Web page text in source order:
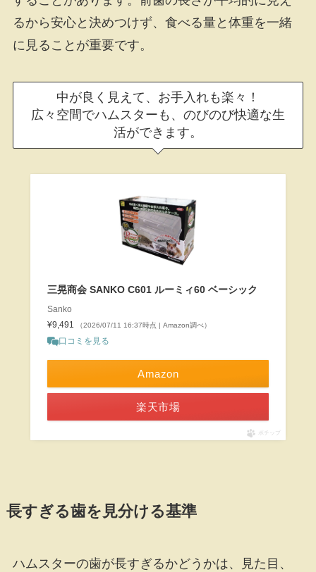
るから安心と決めつけず、食べる量と体重を一緒
に見ることが重要です。
中が良く見えて、お手入れも楽々！
広々空間でハムスターも、のびのび快適な生
活ができます。
三晃商会 SANKO C601 ルーミィ60 ベーシック
Sanko
¥9,491
（2026/07/11 16:37時点 | Amazon調べ）
口コミを見る
Amazon
楽天市場
ポチップ
長すぎる歯を見分ける基準
ハムスターの歯が長すぎるかどうかは、見た目、